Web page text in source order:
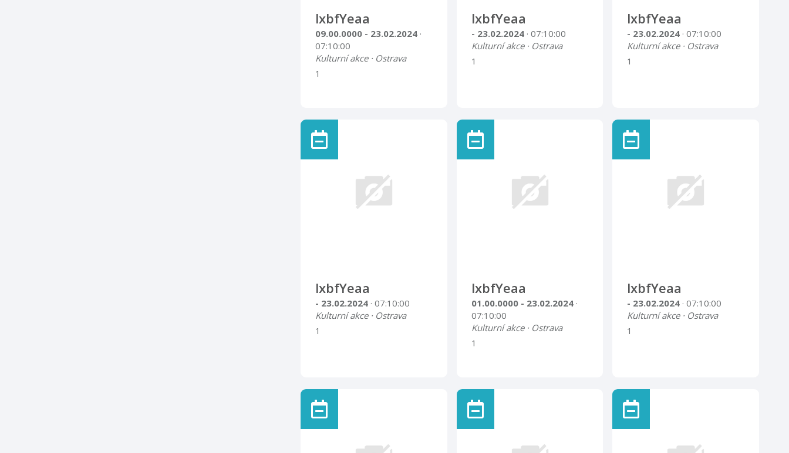
lxbfYeaa
09.00.0000 - 23.02.2024 ·
07:10:00
Kulturní akce · Ostrava
1
lxbfYeaa
- 23.02.2024 · 07:10:00
Kulturní akce · Ostrava
1
lxbfYeaa
- 23.02.2024 · 07:10:00
Kulturní akce · Ostrava
1
lxbfYeaa
- 23.02.2024 · 07:10:00
Kulturní akce · Ostrava
1
lxbfYeaa
01.00.0000 - 23.02.2024 ·
07:10:00
Kulturní akce · Ostrava
1
lxbfYeaa
- 23.02.2024 · 07:10:00
Kulturní akce · Ostrava
1